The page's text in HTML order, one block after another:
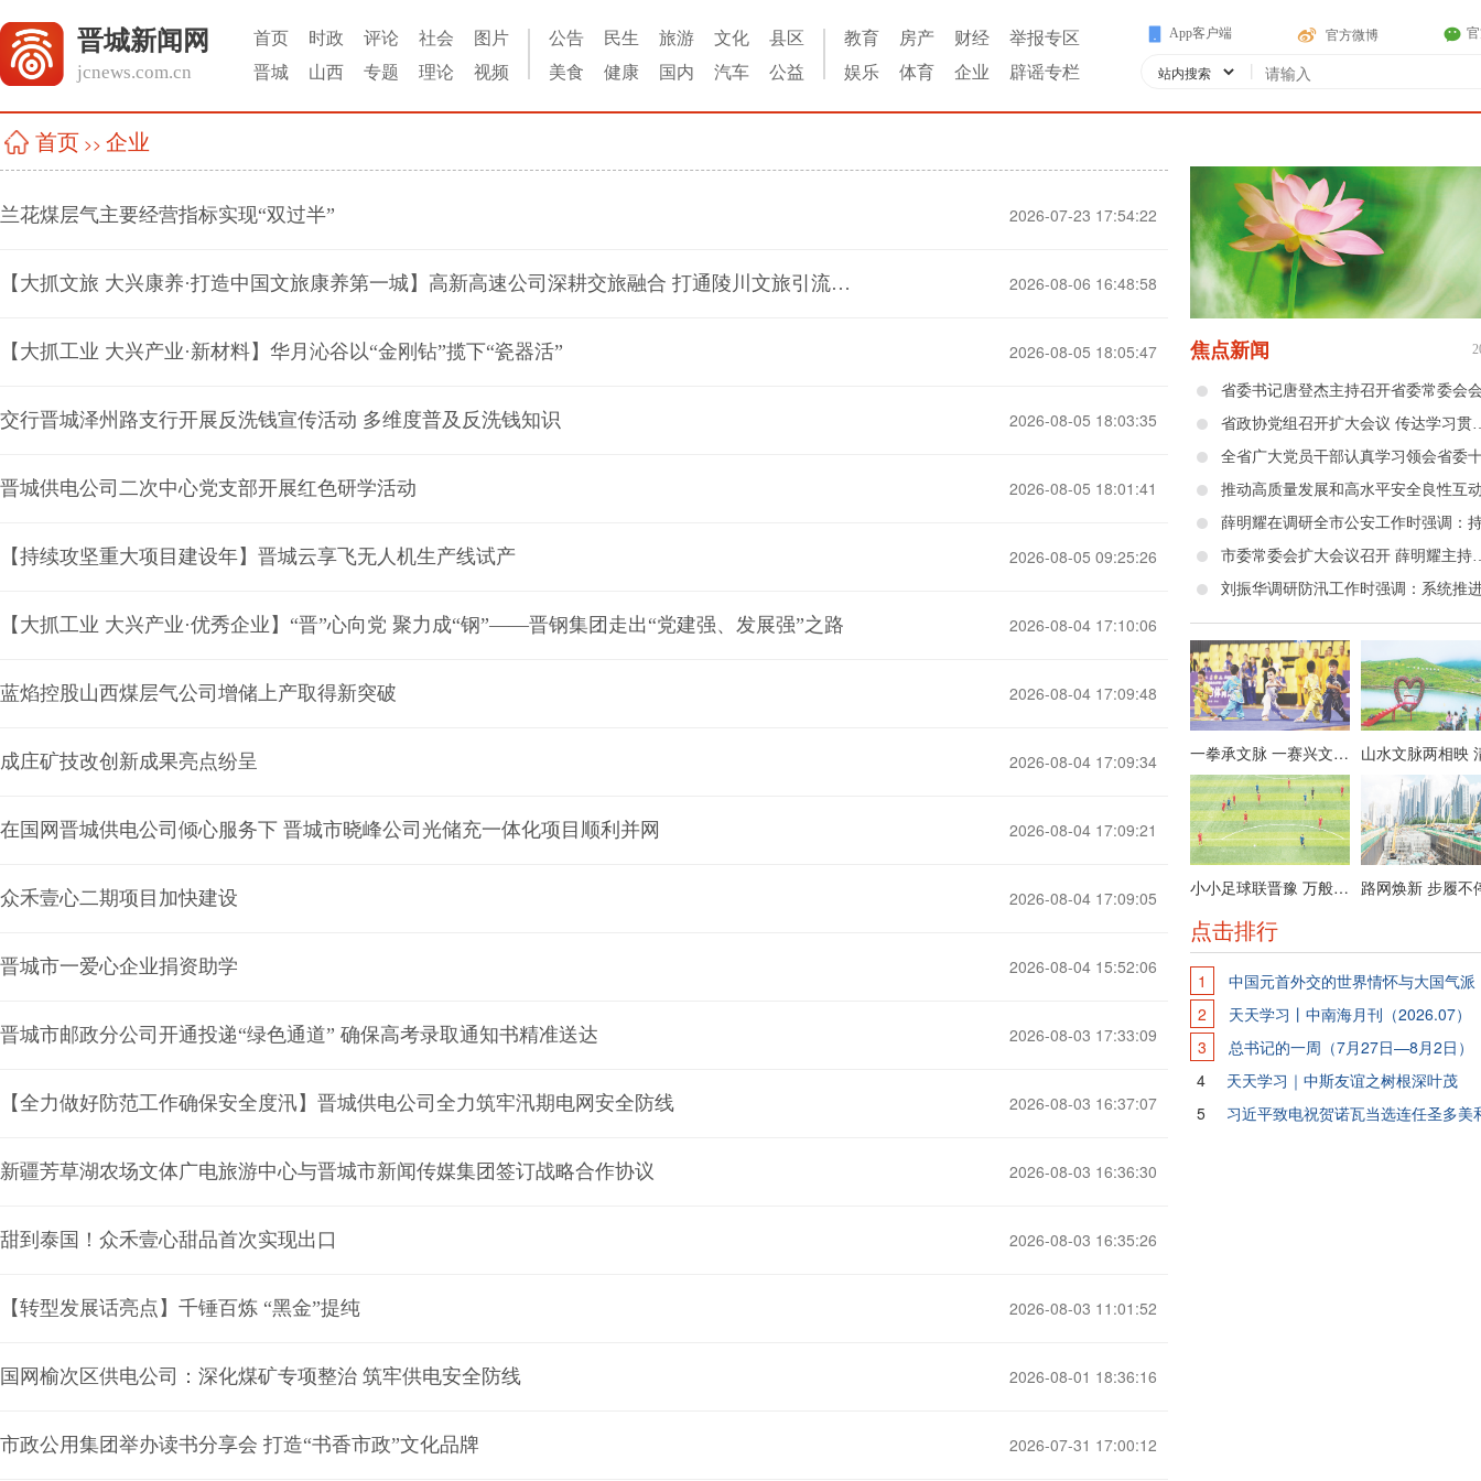
晋城新闻网
jcnews.com.cn
首页 时政 评论 社会
图片
晋城
山西 专题 理论 视频
公告 民生 旅游 文化
县区
美食
健康 国内 汽车 公益
教育 房产 财经
举报专区
娱乐
体育 企业 辟谣专栏
App客户端 官方微博
|
首页 >> 企业
兰花煤层气主要经营指标实现“双过半” 2026-07-23 17:54:22
【大抓文旅 大兴康养·打造中国文旅康养第一城】高新高速公司深耕交旅融合 打通陵川文旅引流快车道 2026-08-06 16:48:58
【大抓工业 大兴产业·新材料】华月沁谷以“金刚钻”揽下“瓷器活” 2026-08-05 18:05:47
交行晋城泽州路支行开展反洗钱宣传活动 多维度普及反洗钱知识 2026-08-05 18:03:35
晋城供电公司二次中心党支部开展红色研学活动 2026-08-05 18:01:41
【持续攻坚重大项目建设年】晋城云享飞无人机生产线试产 2026-08-05 09:25:26
【大抓工业 大兴产业·优秀企业】“晋”心向党 聚力成“钢”——晋钢集团走出“党建强、发展强”之路 2026-08-04 17:10:06
蓝焰控股山西煤层气公司增储上产取得新突破 2026-08-04 17:09:48
成庄矿技改创新成果亮点纷呈 2026-08-04 17:09:34
在国网晋城供电公司倾心服务下 晋城市晓峰公司光储充一体化项目顺利并网 2026-08-04 17:09:21
众禾壹心二期项目加快建设 2026-08-04 17:09:05
晋城市一爱心企业捐资助学 2026-08-04 15:52:06
晋城市邮政分公司开通投递“绿色通道” 确保高考录取通知书精准送达 2026-08-03 17:33:09
【全力做好防范工作确保安全度汛】晋城供电公司全力筑牢汛期电网安全防线 2026-08-03 16:37:07
新疆芳草湖农场文体广电旅游中心与晋城市新闻传媒集团签订战略合作协议 2026-08-03 16:36:30
甜到泰国！众禾壹心甜品首次实现出口 2026-08-03 16:35:26
【转型发展话亮点】千锤百炼 “黑金”提纯 2026-08-03 11:01:52
国网榆次区供电公司：深化煤矿专项整治 筑牢供电安全防线 2026-08-01 18:36:16
市政公用集团举办读书分享会 打造“书香市政”文化品牌 2026-07-31 17:00:12
焦点新闻
省委书记唐登杰主持召开省委常委会
一拳承文脉 一赛兴文旅——全国传统武术公开赛（形意拳赛区）掠影
小小足球联晋豫 万般烟火兴文旅——“太行杯”2026年泽州县首届县域足球冠军邀请赛掠影 路网焕新 步履不
点击排行
1
中国元首外交的世界情怀与大国气派
2
天天学习丨中南海月刊（2026.07）
3
总书记的一周（7月27日—8月2日）
4
天天学习｜中斯友谊之树根深叶茂
5